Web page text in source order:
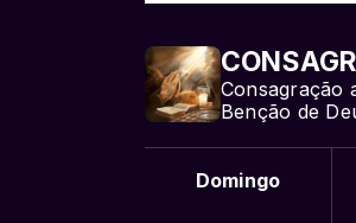
Consagração
Benção de
Domingo